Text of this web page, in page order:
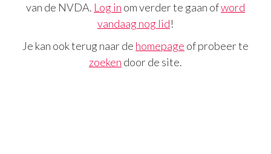
van de NVDA. Log in om verder te gaan ofword
vandaag nog lid!
Je kan ook terug naar de homepage of probeer te
zoeken door de site.